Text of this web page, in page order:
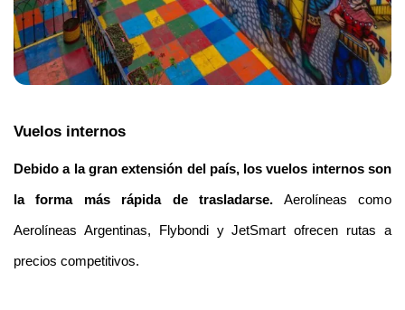
Vuelos internos
Debido a la gran extensión del país, los vuelos internos son
la forma más rápida de trasladarse. Aerolíneas como
Aerolíneas Argentinas, Flybondi y JetSmart ofrecen rutas a
precios competitivos.